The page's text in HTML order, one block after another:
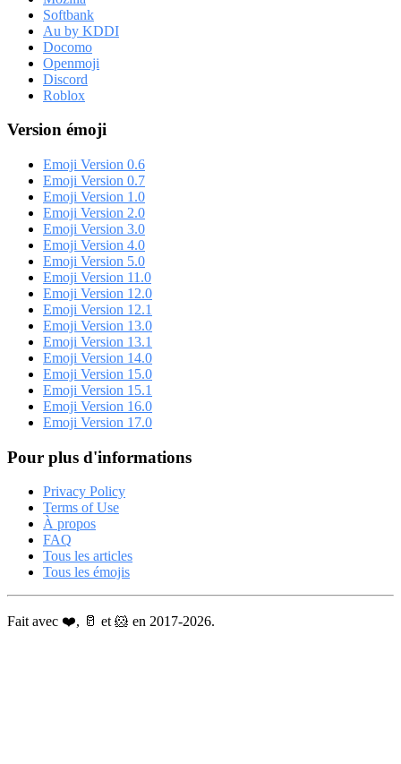
Softbank
Au by KDDI
Docomo
Openmoji
Discord
Roblox
Version émoji
Emoji Version 0.6
Emoji Version 0.7
Emoji Version 1.0
Emoji Version 2.0
Emoji Version 3.0
Emoji Version 4.0
Emoji Version 5.0
Emoji Version 11.0
Emoji Version 12.0
Emoji Version 12.1
Emoji Version 13.0
Emoji Version 13.1
Emoji Version 14.0
Emoji Version 15.0
Emoji Version 15.1
Emoji Version 16.0
Emoji Version 17.0
Pour plus d'informations
Privacy Policy
Terms of Use
À propos
FAQ
Tous les articles
Tous les émojis
Fait avec ❤️, 🥛 et 🐹 en 2017-2026.